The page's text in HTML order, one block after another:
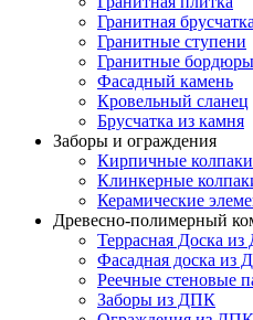
Гранитная брусчатка
Гранитные ступени
Гранитные бордюры
Фасадный камень
Кровельный сланец
Брусчатка из камня
Заборы и ограждения
Кирпичные колпаки
Клинкерные
Керамические
Древесно-полимерный
Террасная Доска
Фасадная доска из
Реечные стеновые
Заборы из ДПК